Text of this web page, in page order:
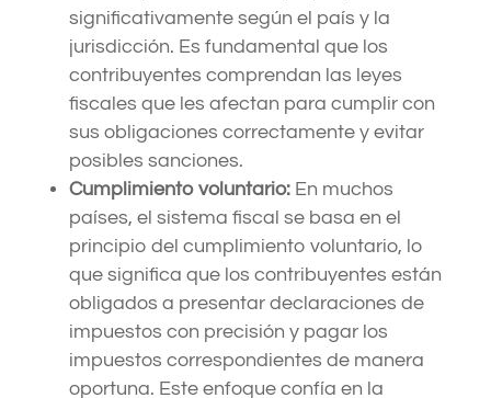
significativamente según el país y la
jurisdicción. Es fundamental que los
contribuyentes comprendan las leyes
fiscales que les afectan para cumplir con
sus obligaciones correctamente y evitar
posibles sanciones.
Cumplimiento voluntario:En muchos
países, el sistema fiscal se basa en el
principio del cumplimiento voluntario, lo
que significa que los contribuyentes están
obligados a presentar declaraciones de
impuestos con precisión y pagar los
impuestos correspondientes de manera
oportuna. Este enfoque confía en la